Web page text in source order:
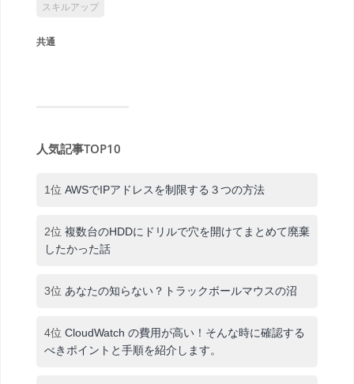
スキルアップ
共通
人気記事TOP10
1位 AWSでIPアドレスを制限する３つの方法
2位 複数台のHDDにドリルで穴を開けてまとめて廃棄
したかった話
3位 あなたの知らない？トラックボールマウスの沼
4位 CloudWatch の費用が高い！そんな時に確認する
べきポイントと手順を紹介します。